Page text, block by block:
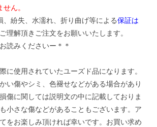
ん。
、紛失、水濡れ、折り曲げ等による保証は
理解頂きご注文をお願いいたします。
読みくださいー＊＊
に使用されていたユーズド品になります。
い傷やシミ、色褪せなどがある場合があり
傷に関しては説明文の中に記載しておりま
小さな傷などがあることもございます。ア
をお楽しみ頂ければ幸いです。お買い求め